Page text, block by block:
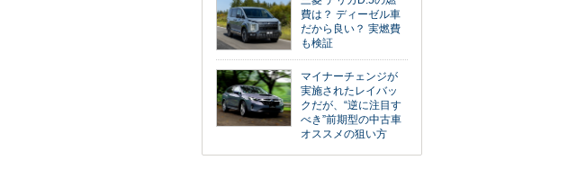
費は？ ディーゼル車
だから良い？ 実燃費
も検証
マイナーチェンジが
実施されたレイバッ
クだが、“逆に注目す
べき”前期型の中古車
オススメの狙い方